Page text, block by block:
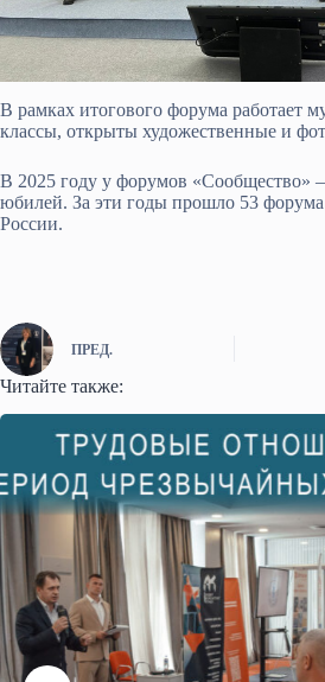
В рамках итогового форума работает
классы, открыты художественные и
В 2025 году у форумов «Сообщество»
юбилей. За эти годы прошло 53 форума
России.
ПРЕД.
Читайте также: